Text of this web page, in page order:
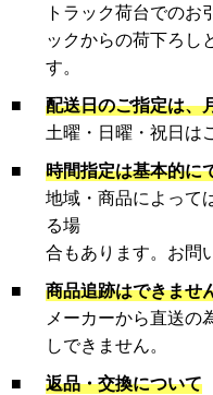
トラック荷台でのお
ックからの荷下ろし
す。
■
配送日のご指定は、
土曜・日曜・祝日は
■
時間指定は基本的に
地域・商品によって
る場
合もあります。お問
■
商品追跡はできませ
メーカーから直送の
しできません。
■
返品・交換について